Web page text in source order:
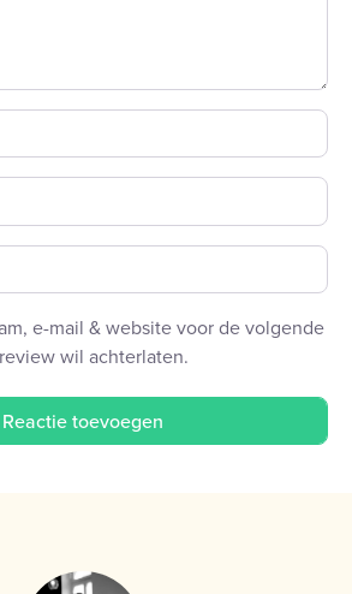
e-mail & website voor de volgende
wil achterlaten.